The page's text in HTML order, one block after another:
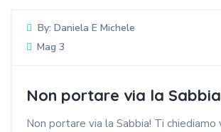
By: Daniela E Michele
Mag 3
Non portare via la
Non portare via la Sabbia! Ti chiediamo